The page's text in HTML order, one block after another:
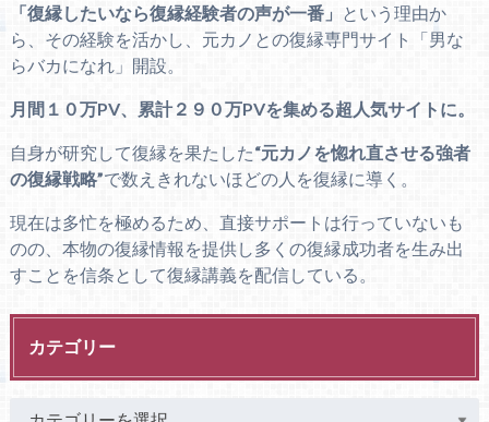
「復縁したいなら復縁経験者の声が一番」
という理由か
ら、その経験を活かし、元カノとの復縁専門サイト「男な
らバカになれ」開設。
月間１０万PV、累計２９０万PVを集める超人気サイトに。
自身が研究して復縁を果たした“元カノを惚れ直させる強者
の復縁戦略”で数えきれないほどの人を復縁に導く。
現在は多忙を極めるため、直接サポートは行っていないも
のの、本物の復縁情報を提供し多くの復縁成功者を生み出
すことを信条として復縁講義を配信している。
カテゴリー